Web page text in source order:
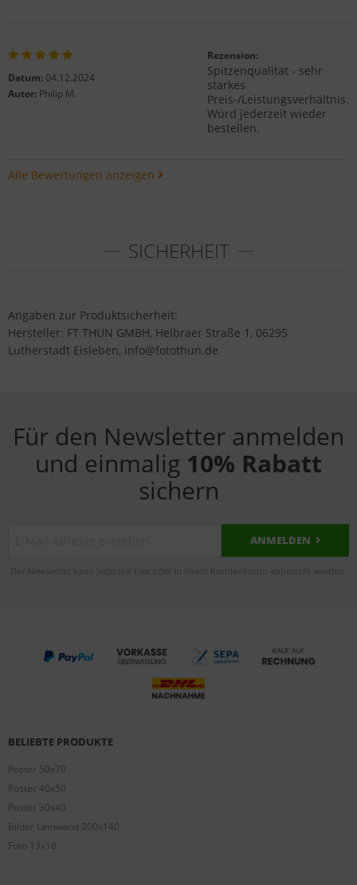
Datum: 04.12.2024
Autor: Philip M.
Rezension:
Spitzenqualität - sehr
starkes
Preis-/Leistungsverhältnis.
Würd jederzeit wieder
bestellen.
Alle Bewertungen anzeigen
SICHERHEIT
Angaben zur Produktsicherheit:
Hersteller: FT THUN GMBH, Helbraer Straße 1, 06295
Lutherstadt Eisleben, info@fotothun.de
Für den Newsletter anmelden
und einmalig 10% Rabatt
sichern
ANMELDEN
Der Newsletter kann jederzeit hier oder in Ihrem Kundenkonto abbestellt werden.
BELIEBTE PRODUKTE
Poster 50x70
Poster 40x50
Poster 30x40
Bilder Leinwand 200x140
Foto 13x18